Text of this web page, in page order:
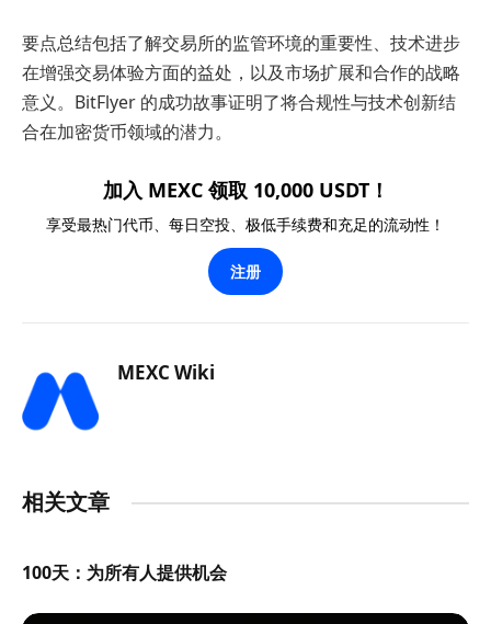
要点总结包括了解交易所的监管环境的重要性、技术进步
在增强交易体验方面的益处，以及市场扩展和合作的战略
意义。BitFlyer 的成功故事证明了将合规性与技术创新结
合在加密货币领域的潜力。
加入 MEXC 领取 10,000 USDT！
享受最热门代币、每日空投、极低手续费和充足的流动性！
注册
MEXC Wiki
相关文章
100天：为所有人提供机会